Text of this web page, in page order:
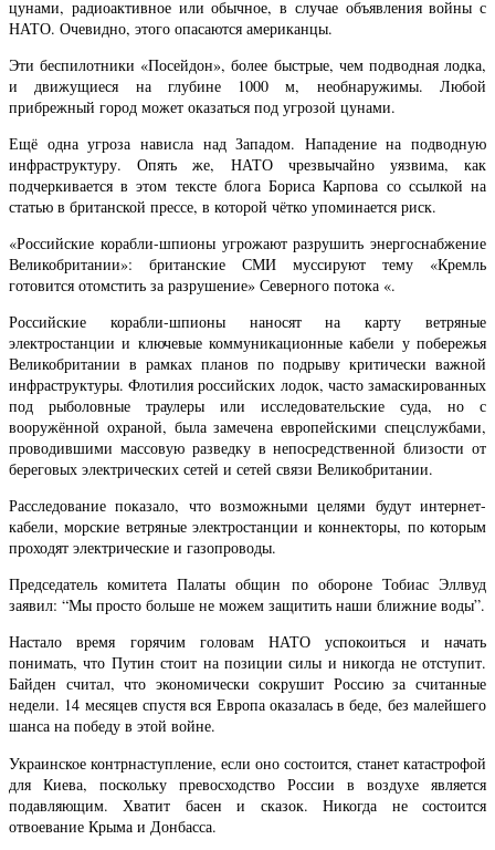
цунами, радиоактивное или обычное, в случае объявления войны с
НАТО. Очевидно, этого опасаются американцы.
Эти беспилотники «Посейдон», более быстрые, чем подводная лодка,
и движущиеся на глубине 1000 м, необнаружимы. Любой
прибрежный город может оказаться под угрозой цунами.
Ещё одна угроза нависла над Западом. Нападение на подводную
инфраструктуру. Опять же, НАТО чрезвычайно уязвима, как
подчеркивается в этом тексте блога Бориса Карпова со ссылкой на
статью в британской прессе, в которой чётко упоминается риск.
«Российские корабли-шпионы угрожают разрушить энергоснабжение
Великобритании»: британские СМИ муссируют тему «Кремль
готовится отомстить за разрушение» Северного потока «.
Российские корабли-шпионы наносят на карту ветряные
электростанции и ключевые коммуникационные кабели у побережья
Великобритании в рамках планов по подрыву критически важной
инфраструктуры. Флотилия российских лодок, часто замаскированных
под рыболовные траулеры или исследовательские суда, но с
вооружённой охраной, была замечена европейскими спецслужбами,
проводившими массовую разведку в непосредственной близости от
береговых электрических сетей и сетей связи Великобритании.
Расследование показало, что возможными целями будут интернет-
кабели, морские ветряные электростанции и коннекторы, по которым
проходят электрические и газопроводы.
Председатель комитета Палаты общин по обороне Тобиас Эллвуд
заявил: “Мы просто больше не можем защитить наши ближние воды”.
Настало время горячим головам НАТО успокоиться и начать
понимать, что Путин стоит на позиции силы и никогда не отступит.
Байден считал, что экономически сокрушит Россию за считанные
недели. 14 месяцев спустя вся Европа оказалась в беде, без малейшего
шанса на победу в этой войне.
Украинское контрнаступление, если оно состоится, станет катастрофой
для Киева, поскольку превосходство России в воздухе является
подавляющим. Хватит басен и сказок. Никогда не состоится
отвоевание Крыма и Донбасса.